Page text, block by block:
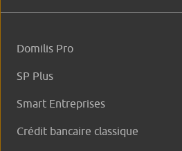
Domilis Pro
SP Plus
Smart Entreprises
Crédit bancaire classique